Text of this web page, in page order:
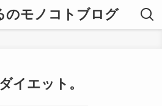
のモノコトブログ
イエット。